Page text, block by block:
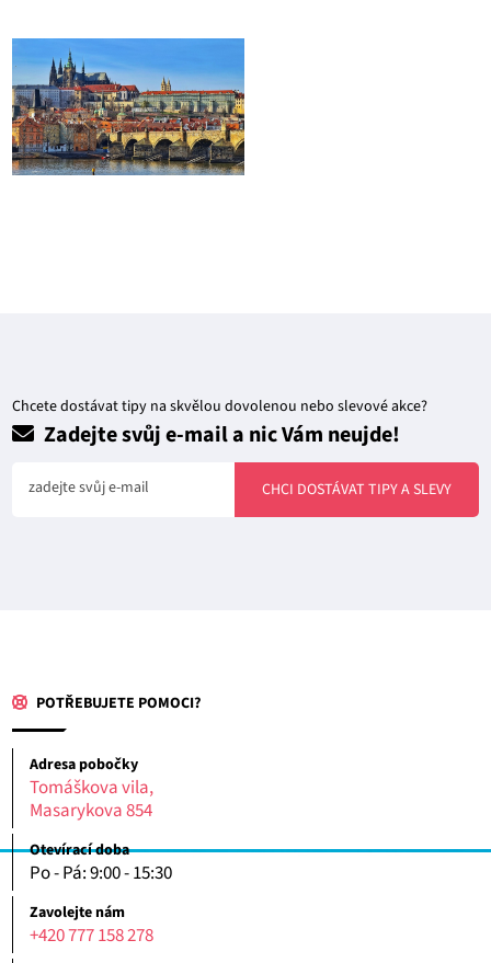
Chcete dostávat tipy na skvělou dovolenou nebo slevové akce?
Zadejte svůj e-mail a nic Vám neujde!
zadejte svůj e-mail CHCI DOSTÁVAT TIPY A SLEVY
POTŘEBUJETE POMOCI?
Adresa pobočky
Tomáškova vila,
Masarykova 854
Otevírací doba
Po - Pá: 9:00 - 15:30
Zavolejte nám
+420 777 158 278